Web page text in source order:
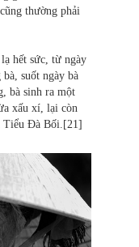
thường phải
hết sức, từ ngày
suốt ngày bà
bà sinh ra một
xấu xí, lại còn
Tiểu Đà Bối.[21]